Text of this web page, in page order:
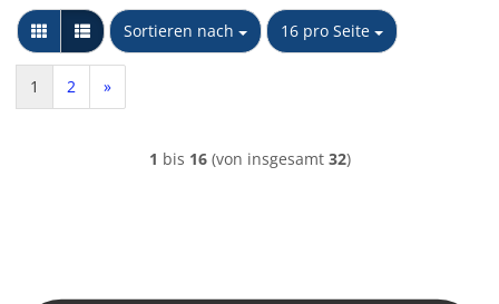
Sortieren nach
Sortieren nach 16 pro Seite
pro Seite
1 2 »
1 bis 16(von insgesamt 32)